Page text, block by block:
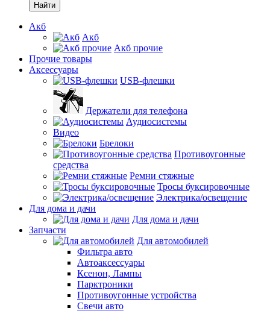
Найти
Акб
Акб
Акб прочие
Прочие товары
Аксессуары
USB-флешки
Держатели для телефона
Аудиосистемы
Видео
Брелоки
Противоугонные
средства
Ремни стяжные
Тросы буксировочные
Электрика/освещение
Для дома и дачи
Для дома и дачи
Запчасти
Для автомобилей
Фильтра авто
Автоаксессуары
Ксенон, Лампы
Парктроники
Противоугонные устройства
Свечи авто